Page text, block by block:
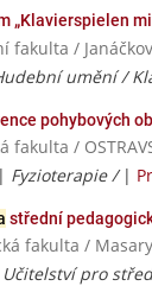
„Klavierspielen
fakulta /
umění /
pohybových
/
| Fyzioterapie / |
střední
fakulta /
Učitelství pro